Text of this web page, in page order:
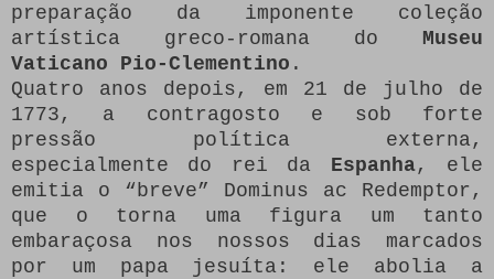
preparação da imponente coleção
artística greco-romana do Museu
Vaticano Pio-Clementino .
Quatro anos depois, em 21 de julho de
1773, a contragosto e sob forte
pressão política externa,
especialmente do rei da Espanha, ele
emitia o “breve” Dominus ac Redemptor,
que o torna uma figura um tanto
embaraçosa nos nossos dias marcados
por um papa jesuíta: ele abolia a